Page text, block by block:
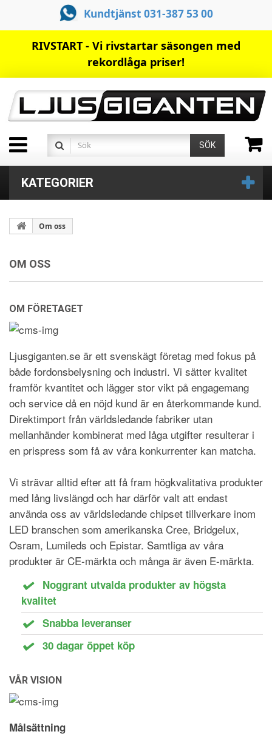
Kundtjänst 031-387 53 00
RIVSTART - Vi rivstartar säsongen med
rekordlåga priser!
SÖK
KATEGORIER
Om oss
OM OSS
OM FÖRETAGET
Ljusgiganten.se är ett svenskägt företag med fokus på
både fordonsbelysning och industri. Vi sätter kvalitet
framför kvantitet och lägger stor vikt på engagemang
och service då en nöjd kund är en återkommande kund.
Direktimport från världsledande fabriker utan
mellanhänder kombinerat med låga utgifter resulterar i
en prispress som få av våra konkurrenter kan matcha.
Vi strävar alltid efter att få fram högkvalitativa produkter
med lång livslängd och har därför valt att endast
använda oss av världsledande chipset tillverkare inom
LED branschen som amerikanska Cree, Bridgelux,
Osram, Lumileds och Epistar. Samtliga av våra
produkter är CE-märkta och många är även E-märkta.
Noggrant utvalda produkter av högsta
kvalitet
Snabba leveranser
30 dagar öppet köp
VÅR VISION
Målsättning